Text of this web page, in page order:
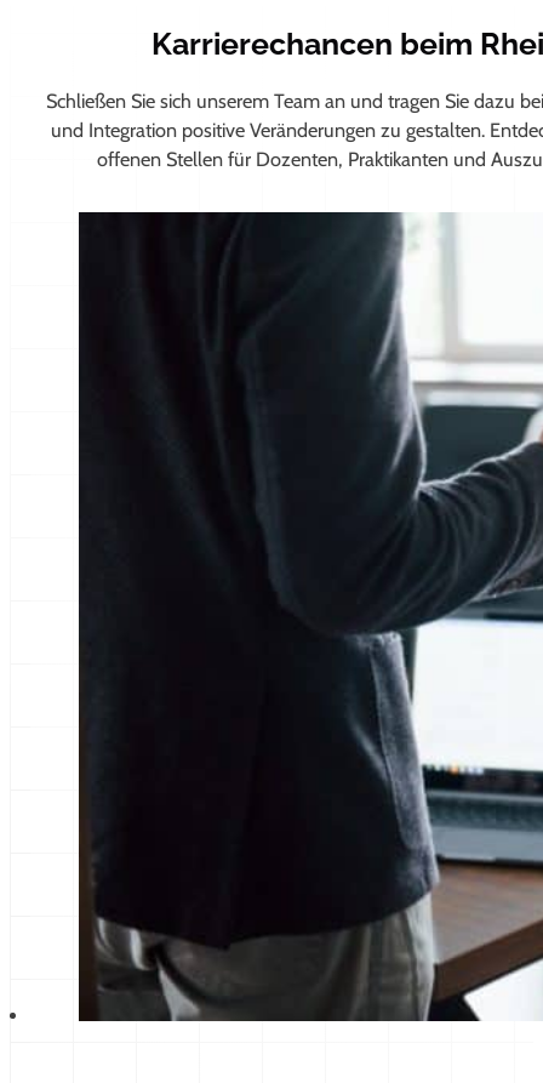
Karrierechancen beim
Schließen Sie sich unserem Team an und tragen Sie dazu
und Integration positive Veränderungen zu gestalten.
offenen Stellen für Dozenten, Praktikanten und